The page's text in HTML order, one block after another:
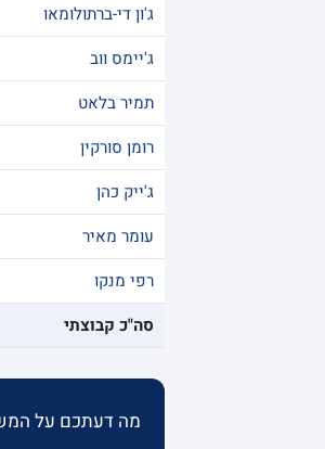
ג'ון די-ברתולומאו
ג'יימס ווב
תמיר בלאט
רומן סורקין
ג'ייק כהן
עומר מאיר
רפי מנקו
סה"כ קבוצתי
מה דעתכם על